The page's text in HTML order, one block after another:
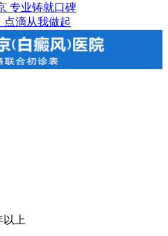
专业铸就口碑
点滴从我做起
以上